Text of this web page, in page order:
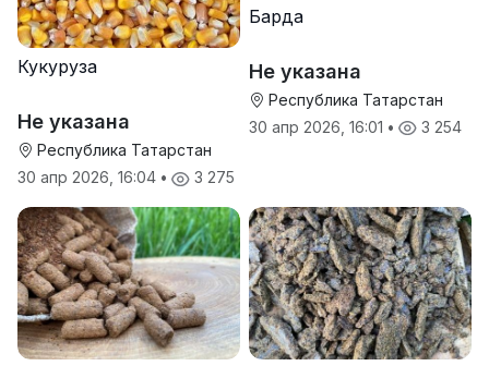
Кукуруза
Не указана
Республика Татарстан
30 апр 2026, 16:04 • 3 275
Барда
Не указана
Республика Татарстан
30 апр 2026, 16:01 • 3 254